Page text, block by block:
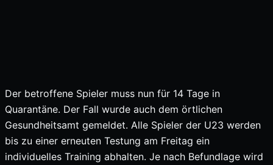
Der betroffene Spieler muss nun für 14 Tage in
Quarantäne. Der Fall wurde auch dem örtlichen
Gesundheitsamt gemeldet. Alle Spieler der U23 werden
bis zu einer erneuten Testung am Freitag ein
individuelles Training abhalten. Je nach Befundlage wird